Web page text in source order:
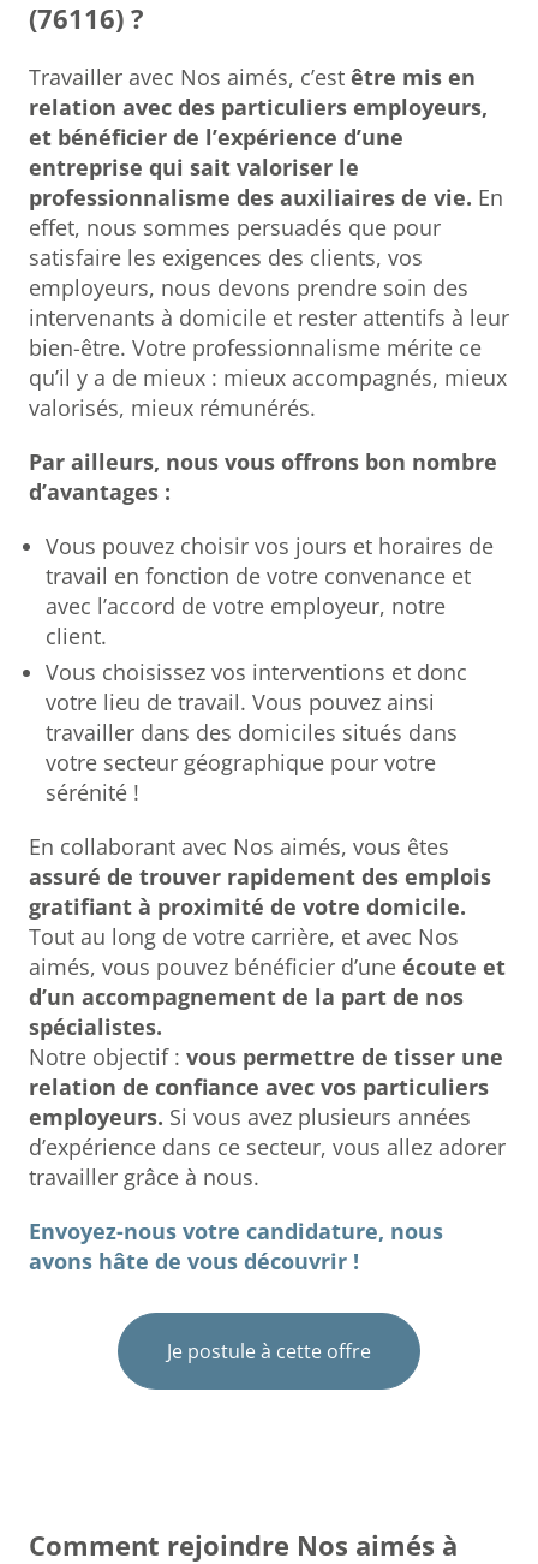
(76116) ?
Travailler avec Nos aimés, c’est être mis en
relation avec des particuliers employeurs,
et bénéficier de l’expérience d’une
entreprise qui sait valoriser le
professionnalisme des auxiliaires de vie. En
effet, nous sommes persuadés que pour
satisfaire les exigences des clients, vos
employeurs, nous devons prendre soin des
intervenants à domicile et rester attentifs à leur
bien-être. Votre professionnalisme mérite ce
qu’il y a de mieux : mieux accompagnés, mieux
valorisés, mieux rémunérés.
Par ailleurs, nous vous offrons bon nombre
d’avantages :
Vous pouvez choisir vos jours et horaires de
travail en fonction de votre convenance et
avec l’accord de votre employeur, notre
client.
Vous choisissez vos interventions et donc
votre lieu de travail. Vous pouvez ainsi
travailler dans des domiciles situés dans
votre secteur géographique pour votre
sérénité !
En collaborant avec Nos aimés, vous êtes
assuré de trouver rapidement des emplois
gratifiant à proximité de votre domicile.
Tout au long de votre carrière, et avec Nos
aimés, vous pouvez bénéficier d’une écoute et
d’un accompagnement de la part de nos
spécialistes.
Notre objectif : vous permettre de tisser une
relation de confiance avec vos particuliers
employeurs. Si vous avez plusieurs années
d’expérience dans ce secteur, vous allez adorer
travailler grâce à nous.
Envoyez-nous votre candidature, nous
avons hâte de vous découvrir !
Je postule à cette offre
Comment rejoindre Nos aimés à